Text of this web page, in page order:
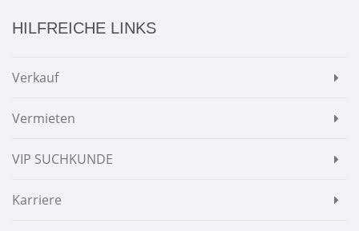
HILFREICHE LINKS
Verkauf
Vermieten
VIP SUCHKUNDE
Karriere